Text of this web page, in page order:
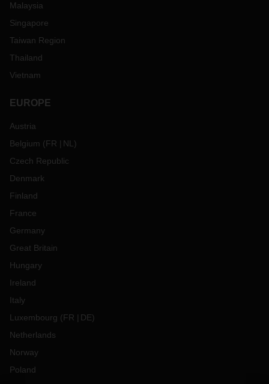
Malaysia
Singapore
Taiwan Region
Thailand
Vietnam
EUROPE
Austria
Belgium (FR NL )
Czech Republic
Denmark
Finland
France
Germany
Great Britain
Hungary
Ireland
Italy
Luxembourg (FR DE)
Netherlands
Norway
Poland